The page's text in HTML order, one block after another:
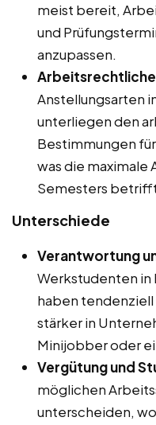
meist bereit,
und
anzupassen.
Arbeitsrechtliche
Anstellungsarten
unterliegen den
Bestimmungen
was die maximale
Semesters
Unterschiede
Verantwortung
Werkstudenten in
haben tendenziell
stärker in
Minijobber oder
Vergütung und
möglichen
unterscheiden,